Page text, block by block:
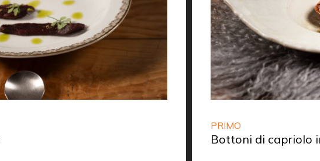
PRIMO
Bottoni di capriolo